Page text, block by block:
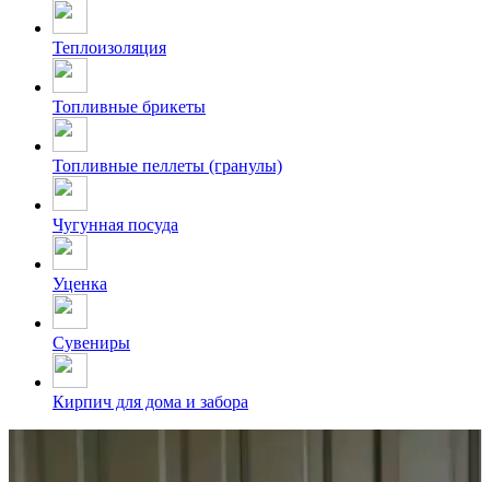
Теплоизоляция
Топливные брикеты
Топливные пеллеты (гранулы)
Чугунная посуда
Уценка
Сувениры
Кирпич для дома и забора